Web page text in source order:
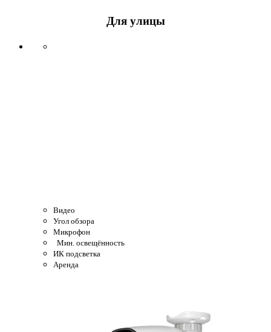
Для улицы
Видео
Угол обзора
Микрофон
Мин. освещённость
ИК подсветка
Аренда